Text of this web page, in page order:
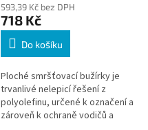
593,39 Kč bez DPH
718 Kč
Do košíku
Ploché smršťovací bužírky je
trvanlivé nelepicí řešení z
polyolefinu, určené k označení a
zároveň k ochraně vodičů a